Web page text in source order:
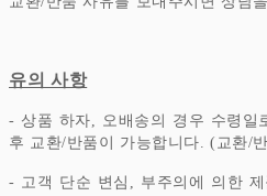
유의 사항
- 상품 하자, 오배송의 경우 수령일
후 교환/반품이 가능합니다. (교환/
- 고객 단순 변심, 부주의에 의한